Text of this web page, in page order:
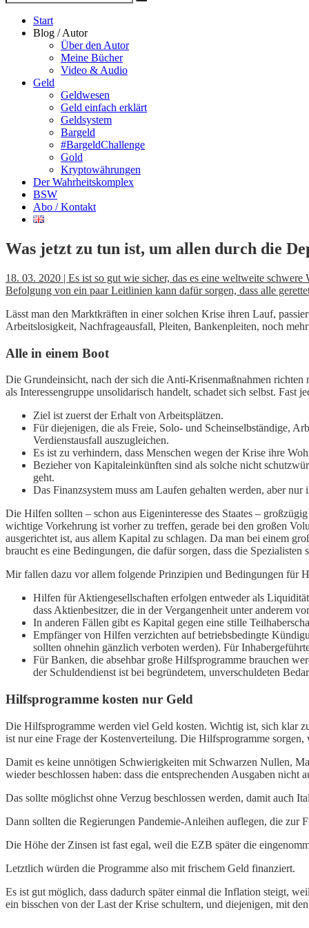
nach
Suche
Start
Blog / Autor
Über den Autor
Meine Bücher
Video & Audio
Geld
Geldwesen
Geld einfach erklärt
Geldsystem
Bargeld
#BargeldChallenge
Gold
Kryptowährungen
Der Wahrheitskomplex
BSW
Abo / Kontakt
Was jetzt zu tun ist, um allen durch die
18. 03. 2020 | Es ist so gut wie sicher, das es eine weltweite
Befolgung von ein paar Leitlinien kann dafür sorgen, dass alle
Lässt man den Marktkräften in einer solchen Krise ihren Lauf,
Arbeitslosigkeit, Nachfrageausfall, Pleiten, Bankenpleiten, noch
Alle in einem Boot
Die Grundeinsicht, nach der sich die Anti-Krisenmaßnahmen richten
als Interessengruppe unsolidarisch handelt, schadet sich selbst. Fast
Ziel ist zuerst der Erhalt von Arbeitsplätzen.
Für diejenigen, die als Freie, Solo- und Scheinselbständige,
Verdienstausfall auszugleichen.
Es ist zu verhindern, dass Menschen wegen der Krise ihre
Bezieher von Kapitaleinkünften sind als solche nicht
geht.
Das Finanzsystem muss am Laufen gehalten werden, aber
Die Hilfen sollten – schon aus Eigeninteresse des Staates –
wichtige Vorkehrung ist vorher zu treffen, gerade bei den großen
ausgerichtet ist, aus allem Kapital zu schlagen. Da man bei einem
braucht es eine Bedingungen, die dafür sorgen, dass die
Mir fallen dazu vor allem folgende Prinzipien und Bedingungen für
Hilfen für Aktiengesellschaften erfolgen entweder als
dass Aktienbesitzer, die in der Vergangenheit unter anderem
In anderen Fällen gibt es Kapital gegen eine stille
Empfänger von Hilfen verzichten auf betriebsbedingte
sollten ohnehin gänzlich verboten werden). Für
Für Banken, die absehbar große Hilfsprogramme brauchen
der Schuldendienst ist bei begründetem, unverschuldeten
Hilfsprogramme kosten nur Geld
Die Hilfsprogramme werden viel Geld kosten. Wichtig ist, sich klar
ist nur eine Frage der Kostenverteilung. Die Hilfsprogramme
Damit es keine unnötigen Schwierigkeiten mit Schwarzen Nullen,
wieder beschlossen haben: dass die entsprechenden Ausgaben
Das sollte möglichst ohne Verzug beschlossen werden, damit auch
Dann sollten die Regierungen Pandemie-Anleihen auflegen, die zur
Die Höhe der Zinsen ist fast egal, weil die EZB später die
Letztlich würden die Programme also mit frischem Geld finanziert.
Es ist gut möglich, dass dadurch später einmal die Inflation steigt,
ein bisschen von der Last der Krise schultern, und diejenigen, mit